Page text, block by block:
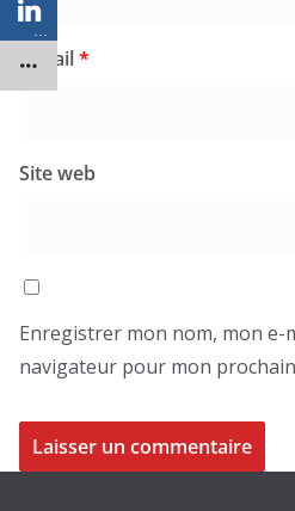
E-mail*
Site web
Enregistrer mon nom, mon e-
navigateur pour mon